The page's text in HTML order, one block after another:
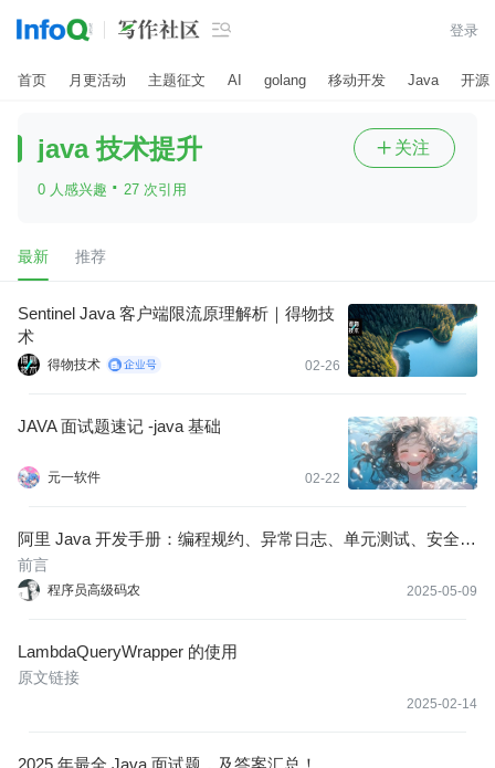
 登录
首页 月更活动 主题征文 AI golang 移动开发 Java 开源
java 技术提升
0 人感兴趣 · 27 次引用
 关注
最新 推荐
Sentinel Java 客户端限流原理解析｜得物技
术
得物技术 02-26
JAVA 面试题速记 -java 基础
元一软件 02-22
阿里 Java 开发手册：编程规约、异常日志、单元测试、安全规
约、MySQL 数据库、工程结构、设计规约！
程序员高级码农 2025-05-09
前言
LambdaQueryWrapper 的使用
2025-02-14
原文链接
2025 年最全 Java 面试题，及答案汇总！